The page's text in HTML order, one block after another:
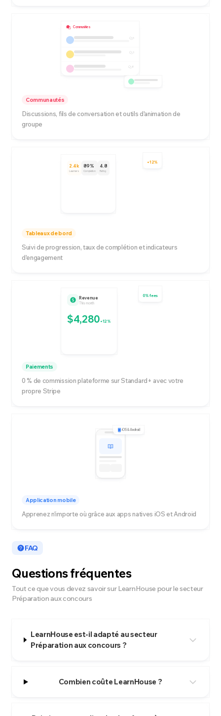
Communities
5
3
8
Communautés
Discussions, fils de conversation et outils d'animation de
groupe
2.4k
Learners
89%
Completion
4.8
Rating
+12%
Tableaux de bord
Suivi de progression, taux de complétion et indicateurs
d'engagement
Revenue
This month
$4,280+12%
0% fees
Paiements
0 % de commission plateforme sur Standard+ avec votre
propre Stripe
iOS & Android
Application mobile
Apprenez n'importe où grâce aux apps natives iOS et Android
FAQ
Questions fréquentes
Tout ce que vous devez savoir sur LearnHouse pour le secteur
Préparation aux concours
LearnHouse est-il adapté au secteur
Préparation aux concours ?
Combien coûte LearnHouse ?